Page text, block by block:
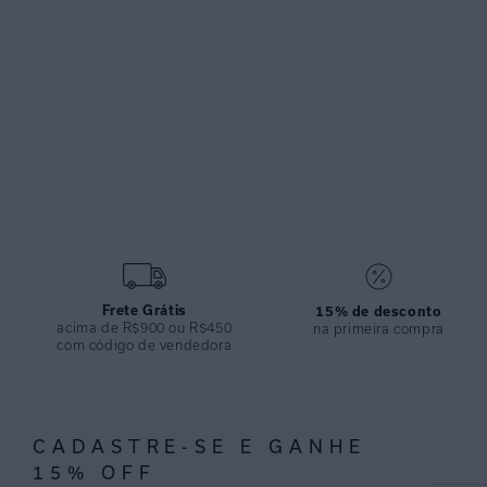
Frete Grátis
acima de R$900 ou R$450
com código de vendedora
15% de desconto
na primeira compra
CADASTRE-SE E GANHE
15% OFF